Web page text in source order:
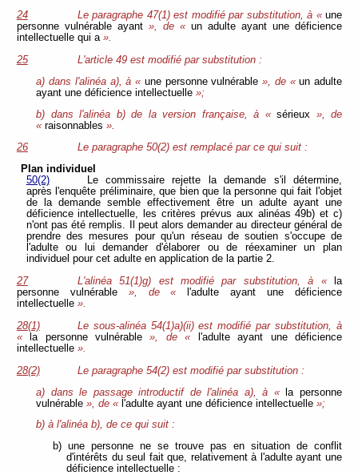
24
Le paragraphe 47(1) est modifié par substitution, à «une
personne vulnérable ayant », de «un adulte ayant une déficience
intellectuelle qui a ».
25
L'article 49 est modifié par substitution :
a) dans l'alinéa a), à « une personne vulnérable», de «un adulte
ayant une déficience intellectuelle»;
b) dans l'alinéa b) de la version française, à «sérieux », de
« raisonnables».
26
Le paragraphe 50(2) est remplacé par ce qui suit :
Plan individuel
50(2)
Le commissaire rejette la demande s'il détermine,
après l'enquête préliminaire, que bien que la personne qui fait l'objet
de la demande semble effectivement être un adulte ayant une
déficience intellectuelle, les critères prévus aux alinéas 49b) et c)
n'ont pas été remplis. Il peut alors demander au directeur général de
prendre des mesures pour qu'un réseau de soutien s'occupe de
l'adulte ou lui demander d'élaborer ou de réexaminer un plan
individuel pour cet adulte en application de la partie 2.
27
L'alinéa 51(1)g) est modifié par substitution, à «
la
personne vulnérable», de «
l'adulte ayant une déficience
intellectuelle».
28(1)
Le sous-alinéa 54(1)a)(ii) est modifié par substitution, à
«
la personne vulnérable », de «
l'adulte ayant une déficience
intellectuelle».
28(2)
Le paragraphe 54(2) est modifié par substitution :
a) dans le passage introductif de l'alinéa a), à «la personne
vulnérable», de « l'adulte ayant une déficience intellectuelle»;
b) à l'alinéa b), de ce qui suit :
b) une personne ne se trouve pas en situation de conflit
d'intérêts du seul fait que, relativement à l'adulte ayant une
déficience intellectuelle :